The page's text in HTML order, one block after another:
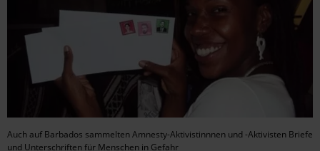
Auch auf Barbados sammelten Amnesty-Aktivistinnnen und -Aktivisten Briefe
und Unterschriften für Menschen in Gefahr